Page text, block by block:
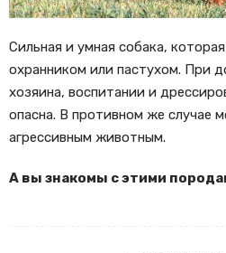
Сильная и умная собака,
охранником или пастухом. При
хозяина, воспитании и
опасна. В противном же случае
агрессивным животным.
А вы знакомы с этими